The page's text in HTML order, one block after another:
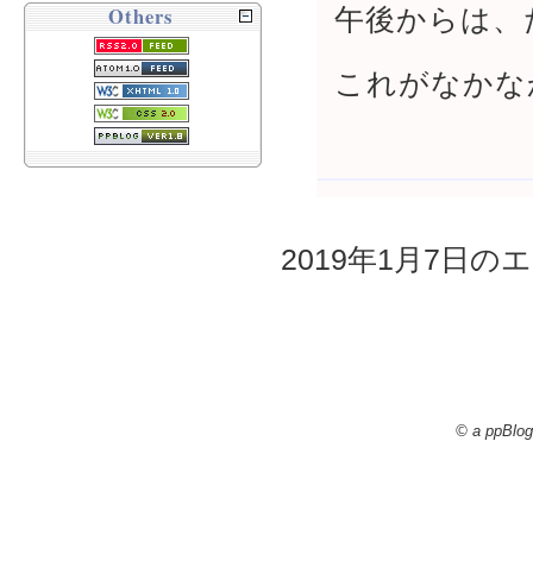
午後からは
これがなか
2019年1月7日の
Others
© a